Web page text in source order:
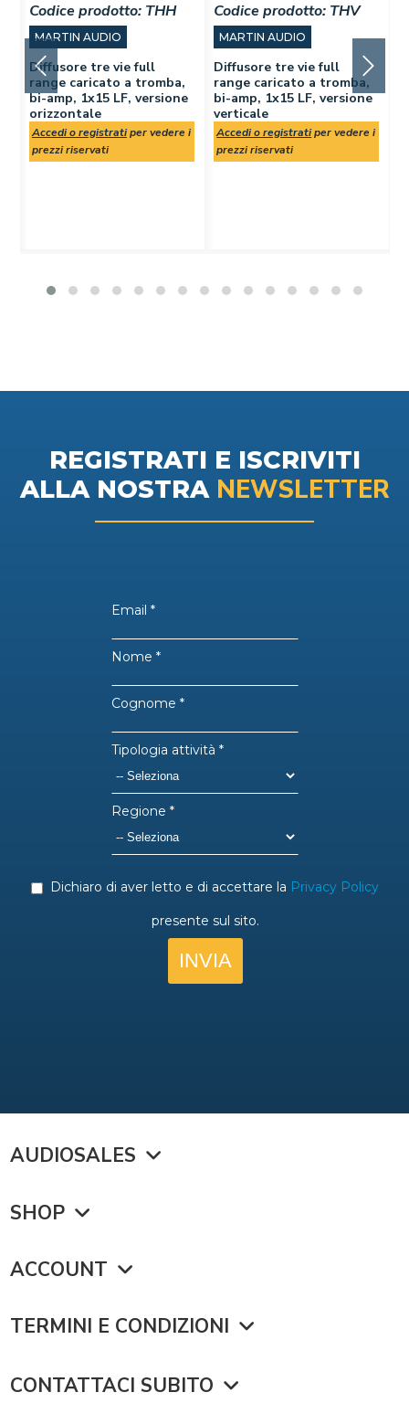
Codice prodotto: THH
MARTIN AUDIO
Diffusore tre vie full
range caricato a tromba,
bi-amp, 1x15 LF, versione
orizzontale
Accedi o registratiper vedere i
prezzi riservati
Codice prodotto: THV
MARTIN AUDIO
Diffusore tre vie full
range caricato a tromba,
bi-amp, 1x15 LF, versione
verticale
Accedi o registratiper vedere i
prezzi riservati
REGISTRATI E ISCRIVITI
ALLA NOSTRA NEWSLETTER
AUDIOSALES
SHOP
ACCOUNT
TERMINI E CONDIZIONI
CONTATTACI SUBITO